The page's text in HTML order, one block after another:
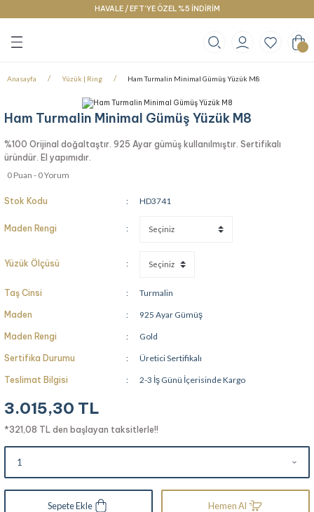
HAVALE / EFT’YE ÖZEL %5 İNDİRİM
Geri Dön
Geri Dön
Geri Dön
Anasayfa Yüzük | Ring Ham Turmalin Minimal Gümüş Yüzük M8
Ham Turmalin Minimal Gümüş Yüzük M8
%100 Orijinal doğaltaştır. 925 Ayar gümüş kullanılmıştır. Sertifikalı
üründür. El yapımıdır.
0 Puan - 0 Yorum
Stok Kodu HD3741
Maden Rengi
Yüzük Ölçüsü
Taş Cinsi Turmalin
Maden 925 Ayar Gümüş
Maden Rengi Gold
Sertifika Durumu Üretici Sertifikalı
Teslimat Bilgisi 2-3 İş Günü İçerisinde Kargo
3.015,30 TL
*321,08 TL den başlayan taksitlerle!!
Sepete Ekle Hemen Al